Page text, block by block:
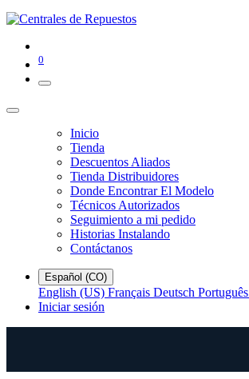
0
Inicio
Tienda
Descuentos Aliados
Tienda Distribuidores
Donde Encontrar El Modelo
Técnicos Autorizados
Seguimiento a mi pedido
Historias Instalando
Contáctanos
Español (CO)
English (US) Français Deutsch Português
Iniciar sesión